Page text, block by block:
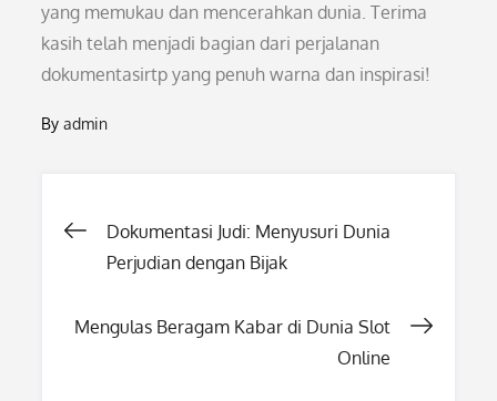
yang memukau dan mencerahkan dunia. Terima
kasih telah menjadi bagian dari perjalanan
dokumentasirtp yang penuh warna dan inspirasi!
Byadmin
Post
Dokumentasi Judi: Menyusuri Dunia
Perjudian dengan Bijak
Mengulas Beragam Kabar di Dunia Slot
Online